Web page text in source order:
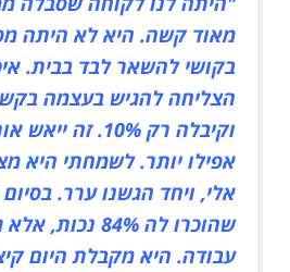
מאוד קשה. היא לא היתה
בקושי להשאר לבד בבית.
הצליחה להגיש בעצמה
וקיבלה רק 10%.
אפילו יותר. לשמחתי היא
אלי, ויחד הגשנו ערר.
עבודה. היא מקבלת היום